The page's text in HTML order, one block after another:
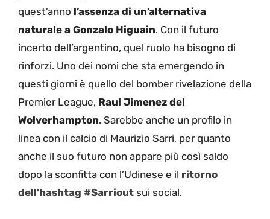
quest’anno l’assenza di un’alternativa
naturale a Gonzalo Higuain. Con il futuro
incerto dell’argentino, quel ruolo ha bisogno di
rinforzi. Uno dei nomi che sta emergendo in
questi giorni è quello del bomber rivelazione della
Premier League, Raul Jimenez del
Wolverhampton. Sarebbe anche un profilo in
linea con il calcio di Maurizio Sarri, per quanto
anche il suo futuro non appare più così saldo
dopo la sconfitta con l’Udinese e il ritorno
dell’hashtag #Sarriout sui social.